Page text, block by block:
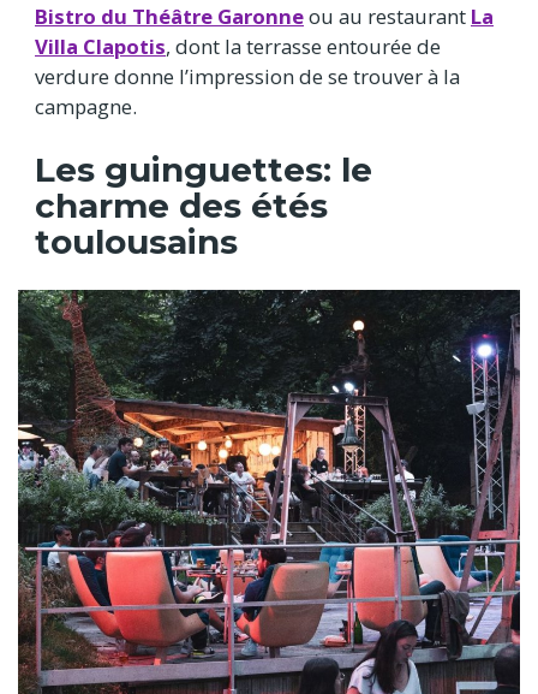
Bistro du Théâtre Garonneou au restaurant La
Villa Clapotis, dont la terrasse entourée de
verdure donne l’impression de se trouver à la
campagne.
Les guinguettes: le
charme des étés
toulousains